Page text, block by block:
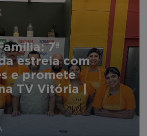
7ª
estreia com
e promete
TV Vitória |